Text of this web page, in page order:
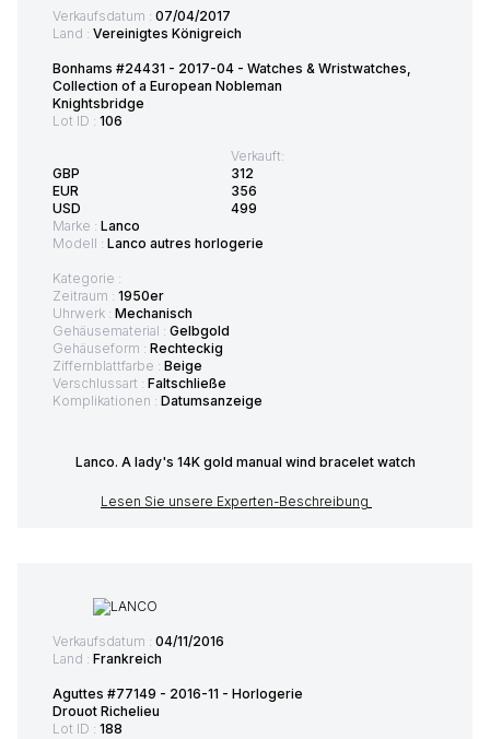
Verkaufsdatum : 07/04/2017
Land : Vereinigtes Königreich
Bonhams #24431 - 2017-04 - Watches & Wristwatches,
Collection of a European Nobleman
Knightsbridge
Lot ID : 106
GBP
EUR
USD
Verkauft:
312
356
499
Marke : Lanco
Modell : Lanco autres horlogerie
Kategorie :
Zeitraum : 1950er
Uhrwerk : Mechanisch
Gehäusematerial : Gelbgold
Gehäuseform : Rechteckig
Ziffernblattfarbe : Beige
Verschlussart : Faltschließe
Komplikationen : Datumsanzeige
Lanco. A lady's 14K gold manual wind bracelet watch
Lesen Sie unsere Experten-Beschreibung
Verkaufsdatum : 04/11/2016
Land : Frankreich
Aguttes #77149 - 2016-11 - Horlogerie
Drouot Richelieu
Lot ID : 188